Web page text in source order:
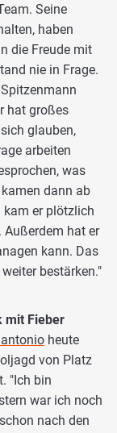
Seine
haben
die Freude mit
nie in Frage.
hat großes
glauben,
arbeiten
was
dann ab
kam er plötzlich
hat er
kann. Das
bestärken."
mit Fieber
heute
von Platz
"Ich bin
war ich noch
nach den